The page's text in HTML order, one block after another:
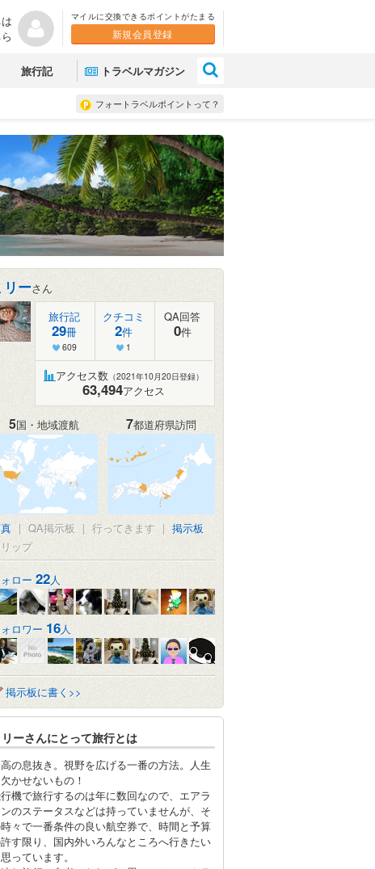
マイルに交換できるポイントがたまる
新規会員登録
旅行記 トラベルマガジン
フォートラベルポイントって？
リーさん
旅行記
29冊
609
クチコミ
2件
1
QA回答
0件
アクセス数 （2021年10月20日登録）
63,494アクセス
5国・地域渡航 7都道府県訪問
| QA掲示板 | 行ってきます | 掲示板
ップ
ロー 22人
ロワー 16人
掲示板に書く>>
リーさんにとって旅行とは
の息抜き。視野を広げる一番の方法。人生
かせないもの！
機で旅行するのは年に数回なので、エアラ
のステータスなどは持っていませんが、そ
々で一番条件の良い航空券で、時間と予算
す限り、国内外いろんなところへ行きたい
っています。